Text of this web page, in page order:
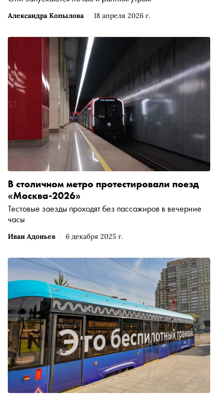
Александра Копылова 18 апреля 2026 г.
Иван Адоньев 6 декабря 2025 г.
В столичном метро протестировали поезд
«Москва-2026»
Тестовые заезды проходят без пассажиров в вечерние
часы